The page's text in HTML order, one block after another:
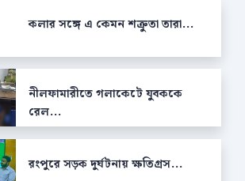
কলার সঙ্গে এ কেমন শক্রুতা তারা...
নীলফামারীতে গলাকেটে যুবককে
রেল...
রংপুরে সড়ক দুর্ঘটনায় ক্ষতিগ্রস...